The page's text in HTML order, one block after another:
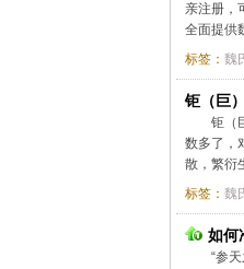
亲注册，
全面提供
标签： 魏
钜（巨
钜（
数多了，
散，繁衍
标签： 魏
如何
“参